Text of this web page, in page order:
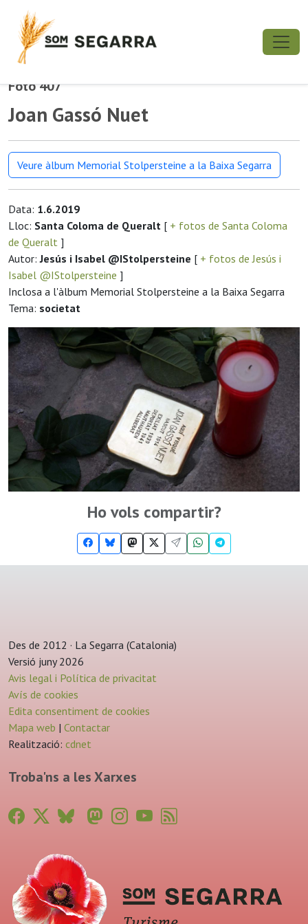
Foto 407
Joan Gassó Nuet
Veure àlbum Memorial Stolpersteine a la Baixa Segarra
Data: 1.6.2019
Lloc: Santa Coloma de Queralt [ + fotos de Santa Coloma
de Queralt ]
Autor:Jesús i Isabel @IStolpersteine [ + fotos de Jesús i
Isabel @IStolpersteine ]
Inclosa a l'àlbum Memorial Stolpersteine a la Baixa Segarra
Tema: societat
Ho vols compartir?
Des de 2012 · La Segarra (Catalonia)
Versió juny 2026
Avis legal i Política de privacitat
Avís de cookies
Edita consentiment de cookies
Mapa web | Contactar
Realització: cdnet
Troba'ns a les Xarxes